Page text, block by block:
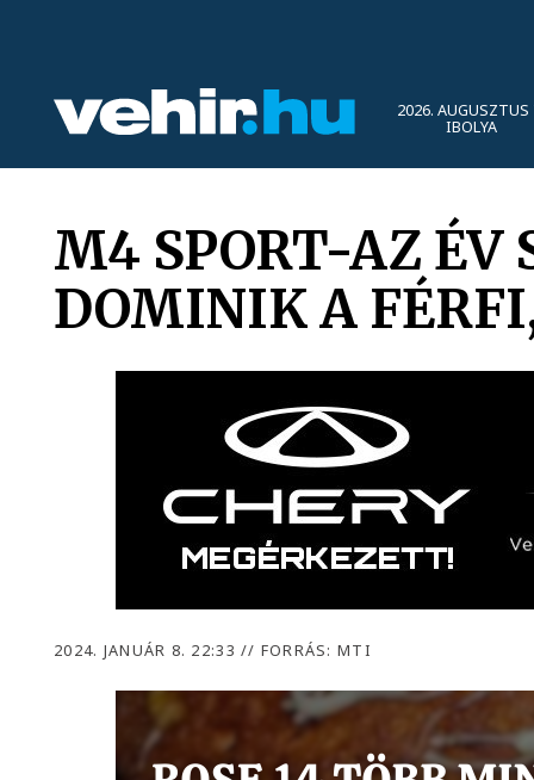
2026. AUGUSZTUS
IBOLYA
M4 SPORT-AZ ÉV
DOMINIK A
2024. JANUÁR 8. 22:33// FORRÁS: MTI